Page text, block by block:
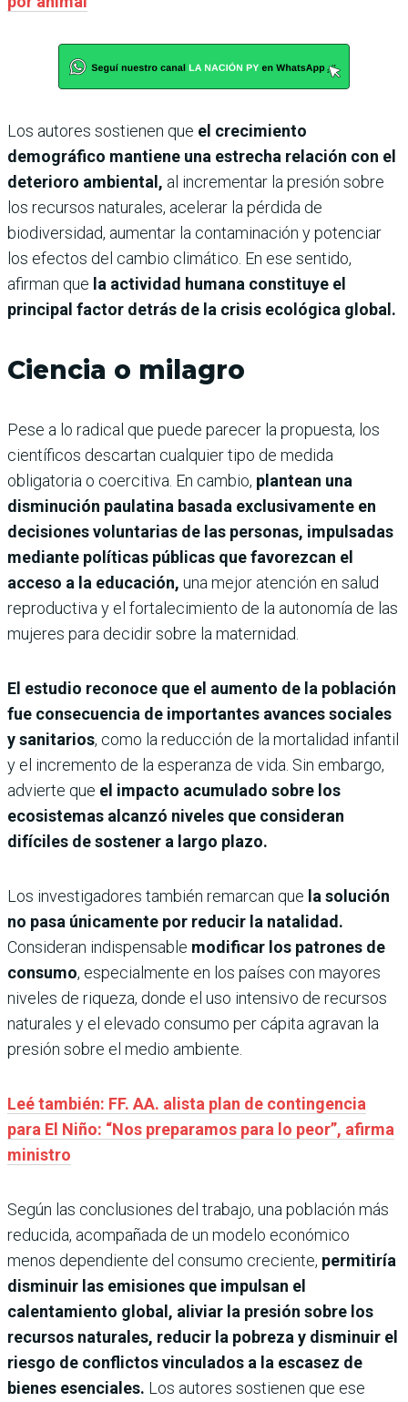
Los autores sostienen que el crecimiento
demográfico mantiene una estrecha relación con el
deterioro ambiental, al incrementar la presión sobre
los recursos naturales, acelerar la pérdida de
biodiversidad, aumentar la contaminación y potenciar
los efectos del cambio climático. En ese sentido,
afirman que la actividad humana constituye el
principal factor detrás de la crisis ecológica global.
Ciencia o milagro
Pese a lo radical que puede parecer la propuesta, los
científicos descartan cualquier tipo de medida
obligatoria o coercitiva. En cambio, plantean una
disminución paulatina basada exclusivamente en
decisiones voluntarias de las personas, impulsadas
mediante políticas públicas que favorezcan el
acceso a la educación, una mejor atención en salud
reproductiva y el fortalecimiento de la autonomía de las
mujeres para decidir sobre la maternidad.
El estudio reconoce que el aumento de la población
fue consecuencia de importantes avances sociales
y sanitarios, como la reducción de la mortalidad infantil
y el incremento de la esperanza de vida. Sin embargo,
advierte que el impacto acumulado sobre los
ecosistemas alcanzó niveles que consideran
difíciles de sostener a largo plazo.
Los investigadores también remarcan que la solución
no pasa únicamente por reducir la natalidad.
Consideran indispensable modificar los patrones de
consumo, especialmente en los países con mayores
niveles de riqueza, donde el uso intensivo de recursos
naturales y el elevado consumo per cápita agravan la
presión sobre el medio ambiente.
Leé también: FF. AA. alista plan de contingencia
para El Niño: “Nos preparamos para lo peor”, afirma
ministro
Según las conclusiones del trabajo, una población más
reducida, acompañada de un modelo económico
menos dependiente del consumo creciente, permitiría
disminuir las emisiones que impulsan el
calentamiento global, aliviar la presión sobre los
recursos naturales, reducir la pobreza y disminuir el
riesgo de conflictos vinculados a la escasez de
bienes esenciales. Los autores sostienen que ese